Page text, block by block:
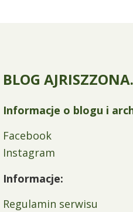
BLOG
Informacje o blogu i
Facebook
Instagram
Informacje:
Regulamin serwisu